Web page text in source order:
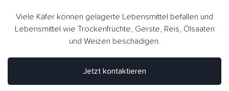
Jetzt kontaktieren
Viele Käfer können gelagerte Lebensmittel befallen und
Lebensmittel wie Trockenfrüchte, Gerste, Reis, Ölsaaten
und Weizen beschädigen.